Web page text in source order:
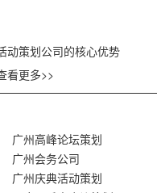
动策划公司的核心优势
看更多>>
广州高峰论坛策划
广州会务公司
广州庆典活动策划